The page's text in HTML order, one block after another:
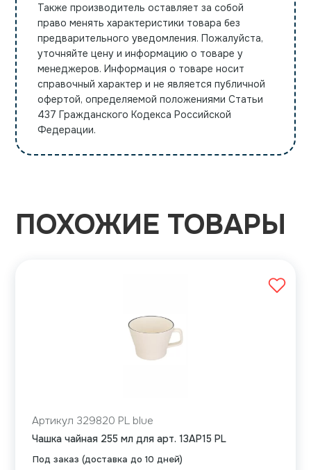
Также производитель оставляет за собой
право менять характеристики товара без
предварительного уведомления. Пожалуйста,
уточняйте цену и информацию о товаре у
менеджеров. Информация о товаре носит
справочный характер и не является публичной
офертой, определяемой положениями Статьи
437 Гражданского Кодекса Российской
Федерации.
ПОХОЖИЕ ТОВАРЫ
Под заказ (доставка до 10 дней)
Артикул 329820 PL blue
Чашка чайная 255 мл для арт. 13AP15 PL